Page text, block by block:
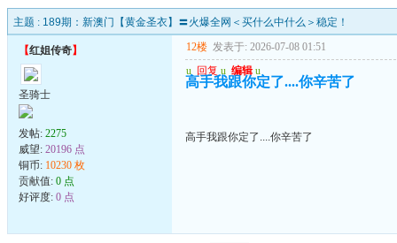
主题 : 189期：新澳门【黄金圣衣】〓火爆全网＜买什么中什么＞稳定！
【红姐传奇】
圣骑士
发帖: 2275
威望: 20196 点
铜币: 10230 枚
贡献值: 0 点
好评度: 0 点
12楼 发表于: 2026-07-08 01:51
u 回复 u 编辑 u
高手我跟你定了....你辛苦了
高手我跟你定了....你辛苦了